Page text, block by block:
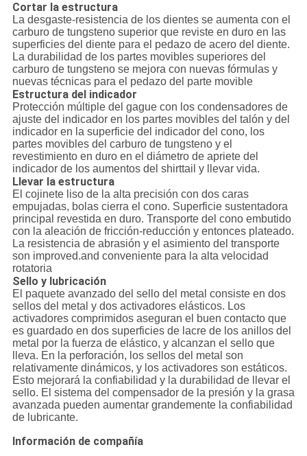
Cortar la estructura
La desgaste-resistencia de los dientes se aumenta con el
carburo de tungsteno superior que reviste en duro en las
superficies del diente para el pedazo de acero del diente.
La durabilidad de los partes movibles superiores del
carburo de tungsteno se mejora con nuevas fórmulas y
nuevas técnicas para el pedazo del parte movible
Estructura del indicador
Protección múltiple del gague con los condensadores de
ajuste del indicador en los partes movibles del talón y del
indicador en la superficie del indicador del cono, los
partes movibles del carburo de tungsteno y el
revestimiento en duro en el diámetro de apriete del
indicador de los aumentos del shirttail y llevar vida.
Llevar la estructura
El cojinete liso de la alta precisión con dos caras
empujadas, bolas cierra el cono. Superficie sustentadora
principal revestida en duro. Transporte del cono embutido
con la aleación de fricción-reducción y entonces plateado.
La resistencia de abrasión y el asimiento del transporte
son improved.and conveniente para la alta velocidad
rotatoria
Sello y lubricación
El paquete avanzado del sello del metal consiste en dos
sellos del metal y dos activadores elásticos. Los
activadores comprimidos aseguran el buen contacto que
es guardado en dos superficies de lacre de los anillos del
metal por la fuerza de elástico, y alcanzan el sello que
lleva. En la perforación, los sellos del metal son
relativamente dinámicos, y los activadores son estáticos.
Esto mejorará la confiabilidad y la durabilidad de llevar el
sello. El sistema del compensador de la presión y la grasa
avanzada pueden aumentar grandemente la confiabilidad
de lubricante.
Información de compañía